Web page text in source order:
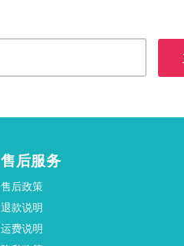
售后服务
售后政策
退款说明
运费说明